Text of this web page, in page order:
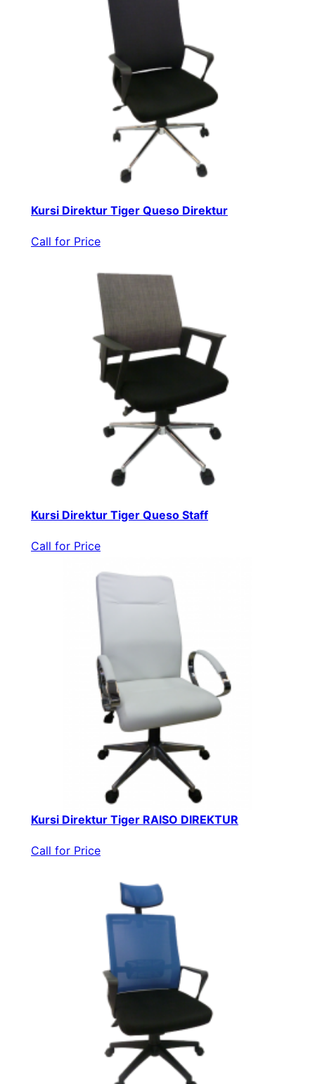
Kursi Direktur Tiger Queso Direktur
Call for Price
Kursi Direktur Tiger Queso Staff
Call for Price
Kursi Direktur Tiger RAISO DIREKTUR
Call for Price